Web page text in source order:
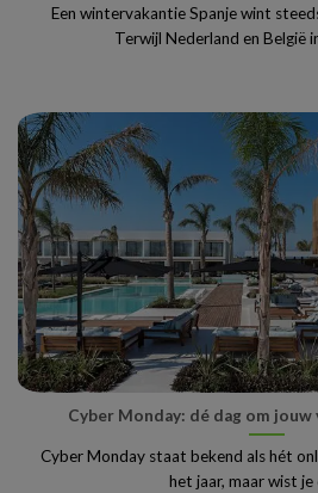
Een wintervakantie Spanje wint
Terwijl Nederland en België
Cyber Monday: dé dag om
Cyber Monday staat bekend als hét
het jaar, maar wist je